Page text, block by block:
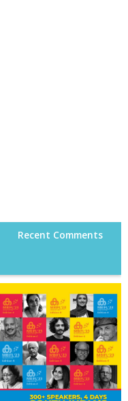
Recent Comments